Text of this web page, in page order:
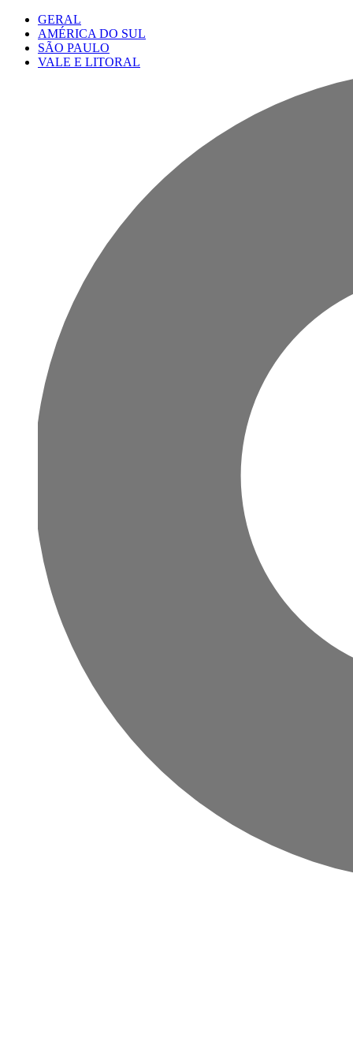
GERAL
AMÉRICA DO SUL
SÃO PAULO
VALE E LITORAL